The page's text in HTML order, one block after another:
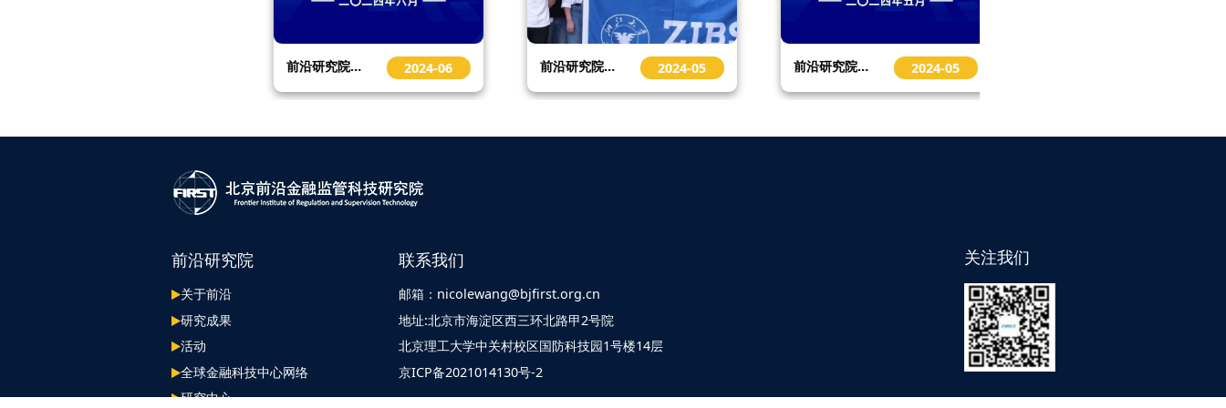
前沿研究院工作简报（2024年6月） 2024-06 前沿研究院支持企业人才引进 帮助高校海外人才就业 2024-05 前沿研究院工作简报（2024年5月） 2024-05
前沿研究院
关于前沿
研究成果
活动
全球金融科技中心网络
研究中心
联系我们
邮箱：nicolewang@bjfirst.org.cn
地址:北京市海淀区西三环北路甲2号院
北京理工大学中关村校区国防科技园1号楼14层
京ICP备2021014130号-2
关注我们